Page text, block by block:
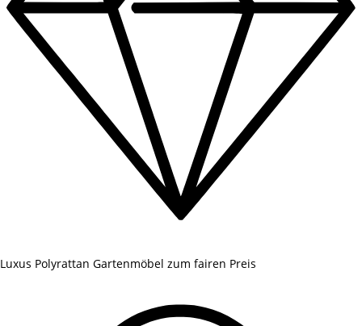
Luxus Polyrattan Gartenmöbel zum fairen Preis